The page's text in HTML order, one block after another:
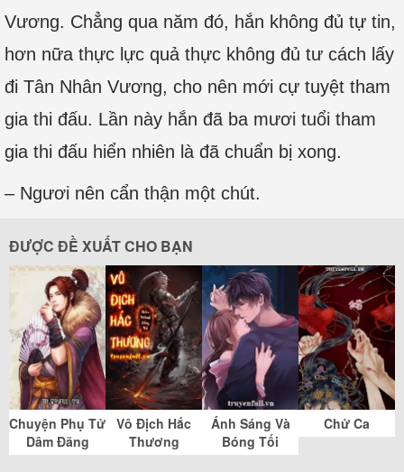
Vương. Chẳng qua năm đó, hắn không đủ tự tin,
hơn nữa thực lực quả thực không đủ tư cách lấy
đi Tân Nhân Vương, cho nên mới cự tuyệt tham
gia thi đấu. Lần này hắn đã ba mươi tuổi tham
gia thi đấu hiển nhiên là đã chuẩn bị xong.
– Ngươi nên cẩn thận một chút.
ĐƯỢC ĐỀ XUẤT CHO BẠN
Chuyện Phụ Tử
Dâm Đãng
Vô Địch Hắc
Thương
Ánh Sáng Và
Bóng Tối
Chử Ca